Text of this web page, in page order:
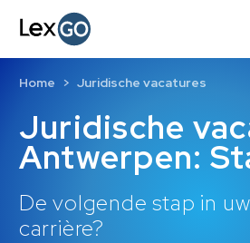
Juridische
Antwerpen:
De volgende stap in
carrière?
Home Juridische vacatures